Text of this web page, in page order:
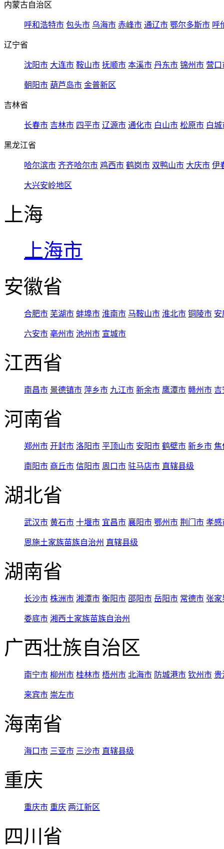
内蒙古自治区
呼和浩特市 包头市 乌海市 赤峰市 通辽市 鄂尔多斯市 呼
辽宁省
沈阳市 大连市 鞍山市 抚顺市 本溪市 丹东市 锦州市 营口
朝阳市 葫芦岛市 金普新区
吉林省
长春市 吉林市 四平市 辽源市 通化市 白山市 松原市 白城
黑龙江省
哈尔滨市 齐齐哈尔市 鸡西市 鹤岗市 双鸭山市 大庆市 伊
大兴安岭地区
上海
上海市
安徽省
合肥市 芜湖市 蚌埠市 淮南市 马鞍山市 淮北市 铜陵市 安
六安市 亳州市 池州市 宣城市
江西省
南昌市 景德镇市 萍乡市 九江市 新余市 鹰潭市 赣州市 吉
河南省
郑州市 开封市 洛阳市 平顶山市 安阳市 鹤壁市 新乡市 焦
南阳市 商丘市 信阳市 周口市 驻马店市 直辖县级
湖北省
武汉市 黄石市 十堰市 宜昌市 襄阳市 鄂州市 荆门市 孝感
恩施土家族苗族自治州 直辖县级
湖南省
长沙市 株洲市 湘潭市 衡阳市 邵阳市 岳阳市 常德市 张家
娄底市 湘西土家族苗族自治州
广西壮族自治区
南宁市 柳州市 桂林市 梧州市 北海市 防城港市 钦州市 贵
来宾市 崇左市
海南省
海口市 三亚市 三沙市 直辖县级
重庆
重庆市 重庆 两江新区
四川省